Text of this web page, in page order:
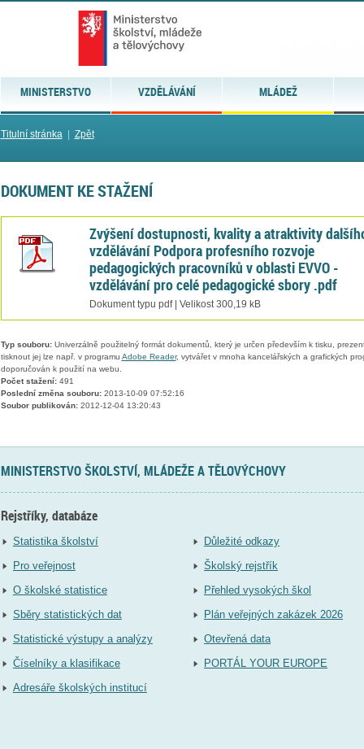
MINISTERSTVO VZDĚLÁVÁNÍ MLÁDEŽ
Titulní stránka| Zpět
DOKUMENT KE STAŽENÍ
Zvýšení dostupnosti, kvality a atraktivity
vzdělávání Podpora profesního rozvoje
pedagogických pracovníků v oblasti EVVO -
vzdělávání pro celé pedagogické sbory .pdf
Dokument typu pdf | Velikost 300,19 kB
Typ souboru:Univerzálně použitelný formát dokumentů, který je určen především k tisku,
tisknout jej lze např. v programu Adobe Reader, vytvářet v mnoha kancelářských a grafických
doporučován k použití na webu.
Počet stažení:491
Poslední změna souboru:2013-10-09 07:52:16
Soubor publikován:2012-12-04 13:20:43
MINISTERSTVO ŠKOLSTVÍ, MLÁDEŽE A TĚLOVÝCHOVY
Rejstříky, databáze
Statistika školství
Pro veřejnost
O školské statistice
Sběry statistických dat
Statistické výstupy a analýzy
Číselníky a klasifikace
Adresáře školských institucí
Důležité odkazy
Školský rejstřík
Přehled vysokých škol
Plán veřejných zakázek 2026
Otevřená data
PORTÁL YOUR EUROPE